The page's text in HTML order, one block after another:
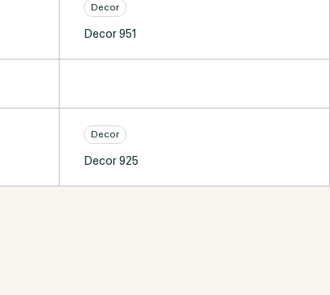
Decor
Decor 951
Decor
Decor 925